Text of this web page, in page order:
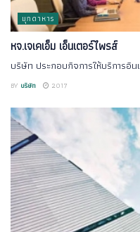
มุกดาหาร
หจ.เจเคเอ็ม เอ็นเตอร์ไพรส์
บริษัท ประกอบกิจการให้บริการอิน
BY บริษัท 2017